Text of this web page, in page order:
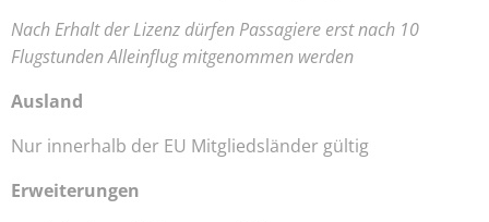
Nach Erhalt der Lizenz dürfen Passagiere erst nach 10
Flugstunden Alleinflug mitgenommen werden
Ausland
Nur innerhalb der EU Mitgliedsländer gültig
Erweiterungen